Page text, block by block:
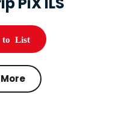
to List